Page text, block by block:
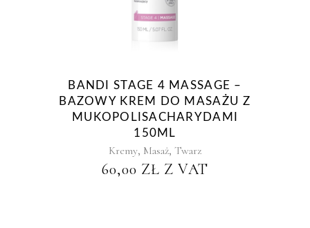
BANDI STAGE 4 MASSAGE –
BAZOWY KREM DO MASAŻU Z
MUKOPOLISACHARYDAMI
150ML
Kremy, Masaż, Twarz
60,00 ZŁ Z VAT